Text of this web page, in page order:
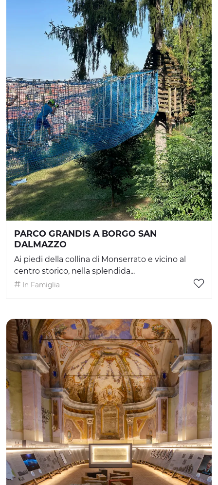
PARCO GRANDIS A BORGO SAN
DALMAZZO
Ai piedi della collina di Monserrato e vicino al
centro storico, nella splendida...
In Famiglia